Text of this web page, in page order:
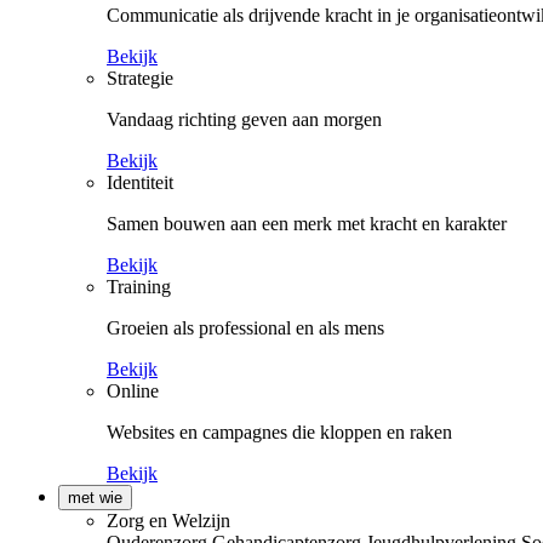
Communicatie als drijvende kracht in je
Bekijk
Strategie
Vandaag richting geven aan morgen
Bekijk
Identiteit
Samen bouwen aan een merk met kracht en karakter
Bekijk
Training
Groeien als professional en als mens
Bekijk
Online
Websites en campagnes die kloppen en raken
Bekijk
met wie
Zorg en Welzijn